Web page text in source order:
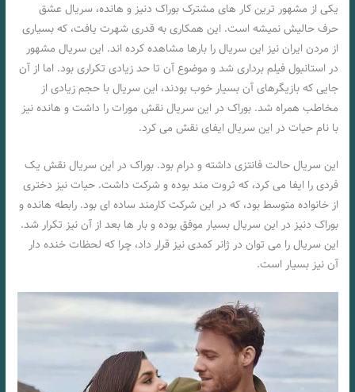
یکی از مشهور ترین کار های مشترک بوراک دنیز و هانده، سریال عشق
حرف حالیش نمیشه است. این همکاری به قدری شهرت یافت، که بسیاری
از مردن ایران نیز این سریال را بارها مشاهده کرده اند. این سریال مشهور
در استانبول فیلم برداری شد و موضوع آن تا حد زیادی تکراری بود. اما از آن
جایی که بازیگرهای آن بسیار خوب بودند، این سریال با حجم زیادی از
مخاطب همراه شد. بوراک در این سریال نقش مورات را داشت و هانده نیز
با نام حیات در این سریال ایفای نقش می کرد.
این سریال حالت فانتزی داشته و درام بود. بوراک در این سریال نقش یک
فردی را ایفا می کرد، که ثروت مند بوده و شرکت داشت. حیات نیز دختری
از خانواده متوسط بود، که در این شرکت کارمند ساده ای بود. رابطه هانده و
بوراک دنیز در این سریال بسیار موفق بوده و بار ها بعد از آن نیز تکرار شد.
این سریال را می توان در ژانر کمدی نیز قرار داد، چرا که لحظات خنده دار
آن نیز بسیار است.